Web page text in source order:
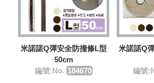
米諾諾Q彈安全防撞條L型
50cm
編號:No. 184670
米諾諾Q
編號